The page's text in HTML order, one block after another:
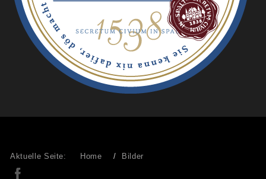
Aktuelle Seite: Home Bilder